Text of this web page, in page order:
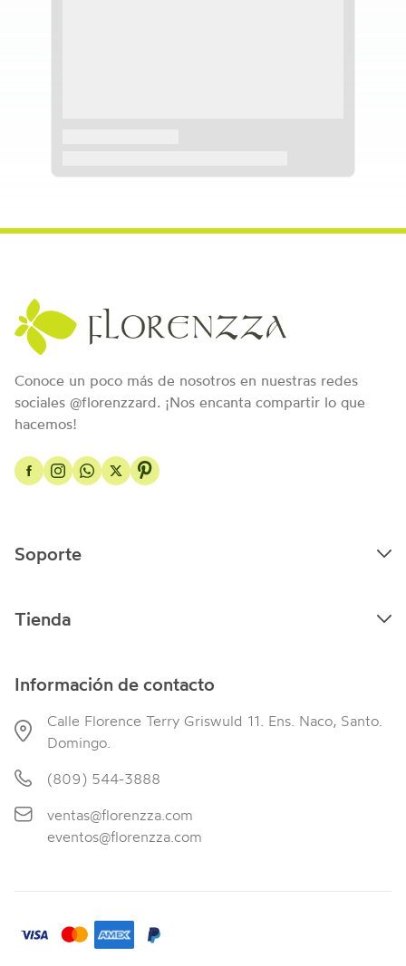
Conoce un poco más de nosotros en nuestras redes
sociales @florenzzard. ¡Nos encanta compartir lo que
hacemos!
Soporte
Tienda
Información de contacto
Calle Florence Terry Griswuld 11. Ens. Naco, Santo.
Domingo.
(809) 544-3888
ventas@florenzza.com
eventos@florenzza.com